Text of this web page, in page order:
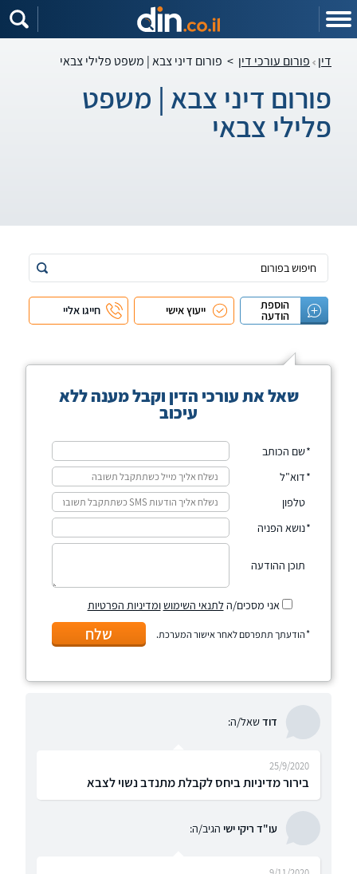
דין פורום עורכי דין > פורום דיני צבא | משפט פלילי צבאי
פורום דיני צבא | משפט
פלילי צבאי
הוספת
הודעה ייעוץ אישי חייגו אליי
שאל את עורכי הדין וקבל מענה ללא
עיכוב
שם הכותב
דוא"ל
טלפון
נושא הפניה
תוכן ההודעה
אני מסכים/הלתנאי השימושומדיניות הפרטיות
הודעתך תתפרסם לאחר אישור המערכת. שלח
דודשאל/ה:
בירור מדיניות ביחס לקבלת מתנדב נשוי לצבא
25/9/2020
עו"ד ריקי ישי הגיב/ה: